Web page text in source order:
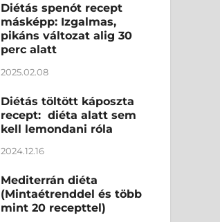
Diétás spenót recept
másképp: Izgalmas,
pikáns változat alig 30
perc alatt
2025.02.08
Diétás töltött káposzta
recept: diéta alatt sem
kell lemondani róla
2024.12.16
Mediterrán diéta
(Mintaétrenddel és több
mint 20 recepttel)